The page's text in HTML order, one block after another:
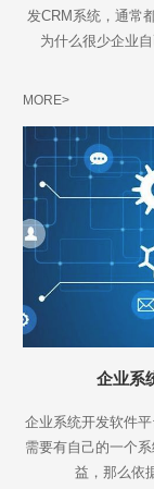
发CRM系统，通常
为什么很少企业
MORE>
企业系
企业系统开发软件
需要有自己的一个
益，那么依